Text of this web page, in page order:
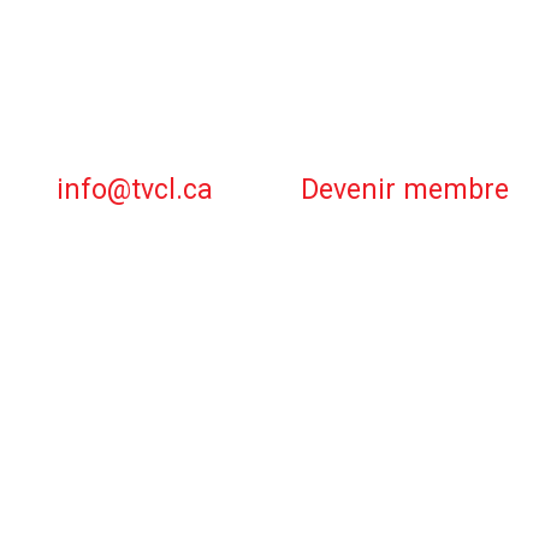
info@tvcl.ca Devenir membre